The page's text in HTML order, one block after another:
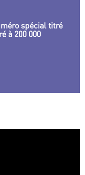
spécial titré
à 200 000